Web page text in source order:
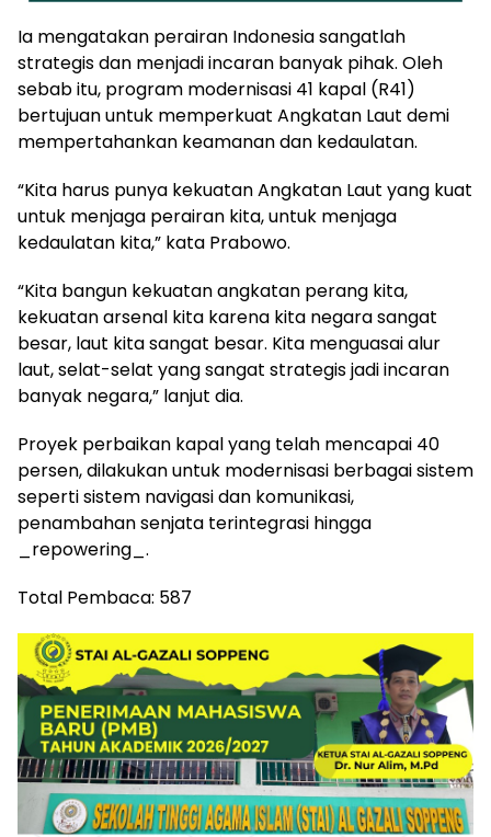
Ia mengatakan perairan Indonesia sangatlah
strategis dan menjadi incaran banyak pihak. Oleh
sebab itu, program modernisasi 41 kapal (R41)
bertujuan untuk memperkuat Angkatan Laut demi
mempertahankan keamanan dan kedaulatan.
“Kita harus punya kekuatan Angkatan Laut yang kuat
untuk menjaga perairan kita, untuk menjaga
kedaulatan kita,” kata Prabowo.
“Kita bangun kekuatan angkatan perang kita,
kekuatan arsenal kita karena kita negara sangat
besar, laut kita sangat besar. Kita menguasai alur
laut, selat-selat yang sangat strategis jadi incaran
banyak negara,” lanjut dia.
Proyek perbaikan kapal yang telah mencapai 40
persen, dilakukan untuk modernisasi berbagai sistem
seperti sistem navigasi dan komunikasi,
penambahan senjata terintegrasi hingga
_repowering_.
Total Pembaca: 587